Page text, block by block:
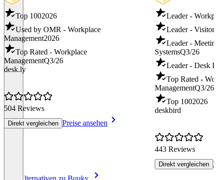
Top 1002026
Used by OMR - Workplace
Management2026
Top Rated - Workplace
ManagementQ3/26
desk.ly
504 Reviews
Direkt vergleichen Preise ansehen
Leader -
Leader - Visitor
Leader -
SystemsQ3/26
Leader - Desk
Top Rated -
ManagementQ3/26
Top 1002026
deskbird
443 Reviews
Direkt vergleichen
Alle Alternativen zu Buuky